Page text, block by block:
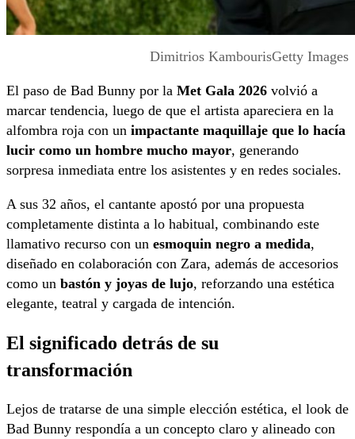
Dimitrios KambourisGetty Images
El paso de Bad Bunny por la Met Gala 2026 volvió a
marcar tendencia, luego de que el artista apareciera en la
alfombra roja con un impactante maquillaje que lo hacía
lucir como un hombre mucho mayor, generando
sorpresa inmediata entre los asistentes y en redes sociales.
A sus 32 años, el cantante apostó por una propuesta
completamente distinta a lo habitual, combinando este
llamativo recurso con un esmoquin negro a medida,
diseñado en colaboración con Zara, además de accesorios
como un bastón y joyas de lujo, reforzando una estética
elegante, teatral y cargada de intención.
El significado detrás de su
transformación
Lejos de tratarse de una simple elección estética, el look de
Bad Bunny respondía a un concepto claro y alineado con